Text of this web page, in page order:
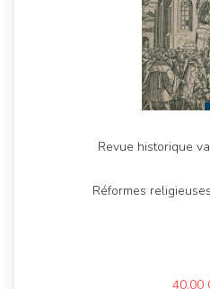
Revue historique
Réformes
40,00